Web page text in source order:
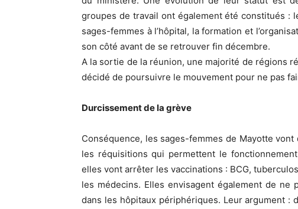
groupes de travail ont également été constitués :
sages-femmes à l’hôpital, la formation et
son côté avant de se retrouver fin décembre.
A la sortie de la réunion, une majorité de régions
décidé de poursuivre le mouvement pour ne pas
Durcissement de la grève
Conséquence, les sages-femmes de Mayotte
les réquisitions qui permettent le
elles vont arrêter les vaccinations : BCG,
les médecins. Elles envisagent également de ne
dans les hôpitaux périphériques. Leur argument :